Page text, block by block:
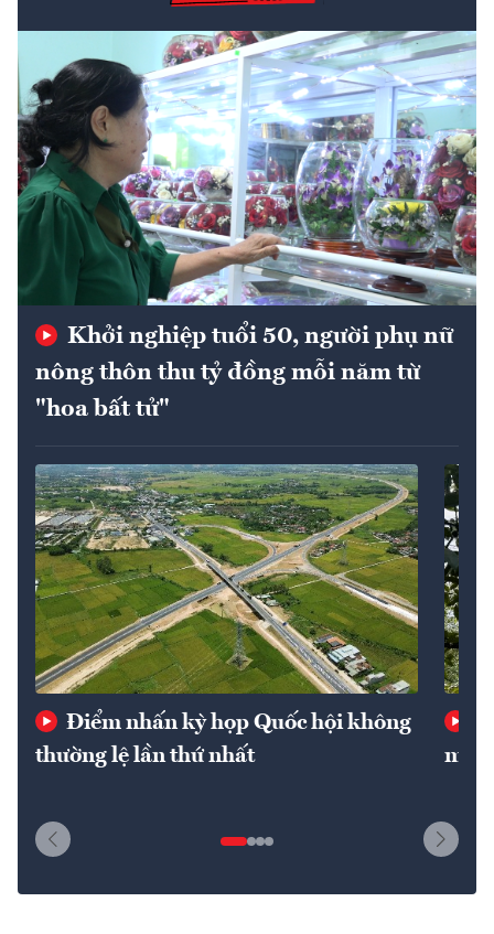
Khởi nghiệp tuổi 50, người phụ nữ
nông thôn thu tỷ đồng mỗi năm từ
"hoa bất tử"
Điểm nhấn kỳ họp Quốc hội không
thường lệ lần thứ nhất
mốc